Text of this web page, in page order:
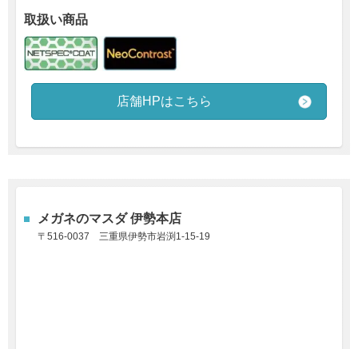
取扱い商品
店舗HPはこちら
メガネのマスダ 伊勢本店
〒516-0037 三重県伊勢市岩渕1-15-19